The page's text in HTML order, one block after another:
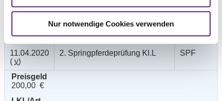
Nur notwendige Cookies verwenden
150,00 €
1 2 3 4 5 6 LP
11.04.2020
( v)
2. Springpferdeprüfung Kl.L SPF
Preisgeld
200,00 €